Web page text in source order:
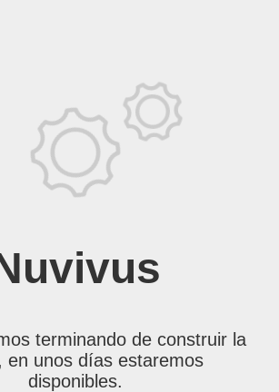
terminando de construir la
en unos días estaremos
disponibles.